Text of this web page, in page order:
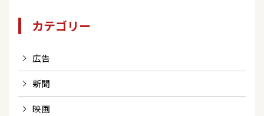
カテゴリー
広告
新聞
映画